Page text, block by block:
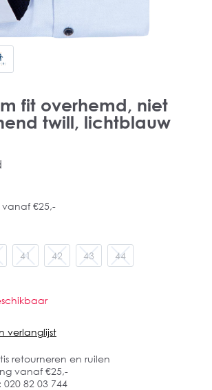
fit overhemd, niet
twill, lichtblauw
vanaf €25,-
41 42 43 44
verlanglijst
retourneren en ruilen
vanaf €25,-
82 03 744